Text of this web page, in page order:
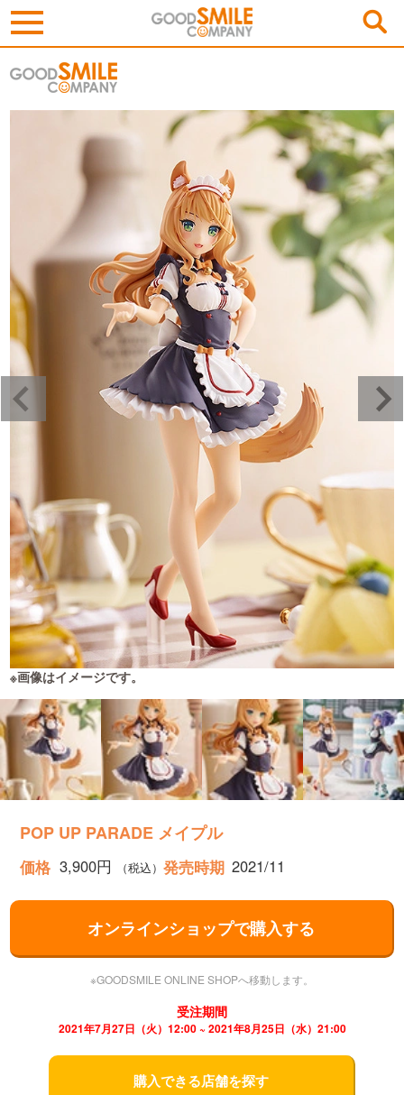
※画像はイメージです。
POP UP PARADE メイプル
価格 3,900円 （税込） 発売時期 2021/11
オンラインショップで購入する
※GOODSMILE ONLINE SHOPへ移動します。
受注期間
2021年7月27日（火）12:00 ~ 2021年8月25日（水）21:00
購入できる店舗を探す